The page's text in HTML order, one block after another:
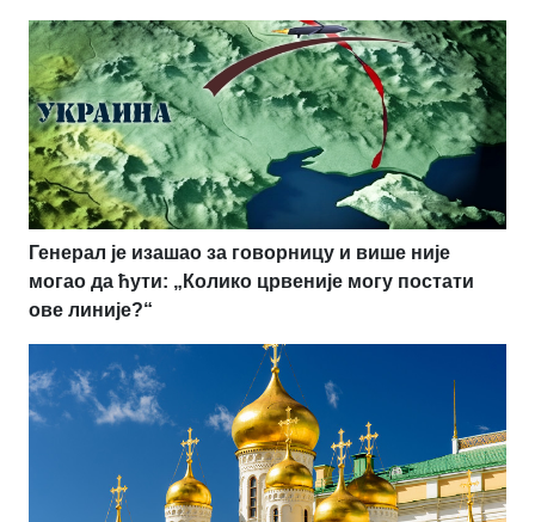
Генерал је изашао за говорницу и више није
могао да ћути: „Колико црвеније могу постати
ове линије?“